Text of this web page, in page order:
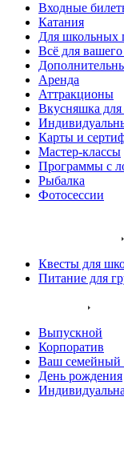
Входные
Катания
Для школьных
Всё для
Аренда
Аттракционы
Вкусняшка
Карты и
Мастер-классы
Программы с
Рыбалка
Фотосессии
Квесты для
Питание для
Выпускной
Корпоратив
Ваш семейный
День рождения